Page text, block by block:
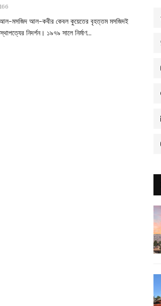
166
আল-মসজিদ আল-কবীর কেবল কুয়েতের বৃহত্তম মসজিদই
নিদর্শন। ১৯৭৯ সালে নির্মাণ...